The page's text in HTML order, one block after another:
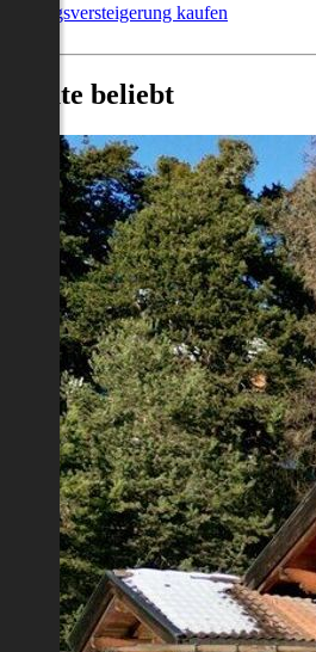
Zwangsversteigerung kaufen
Heute beliebt